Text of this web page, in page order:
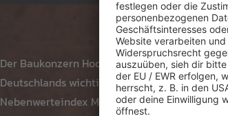
Der Baukonzern Hochtief steigt zum ersten
Deutschlands wichtigstem Börsenindex zum
Nebenwerteindex MDax für mittelgroße